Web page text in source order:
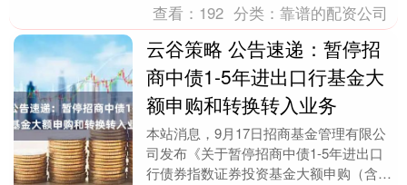
查看： 192 分类：靠谱的配资公司
云谷策略 公告速递：暂停招
商中债1-5年进出口行基金大
额申购和转换转入业务
本站消息，9月17日招商基金管理有限公
司发布《关于暂停招商中债1-5年进出口
行债券指数证券投资基金大额申购（含定